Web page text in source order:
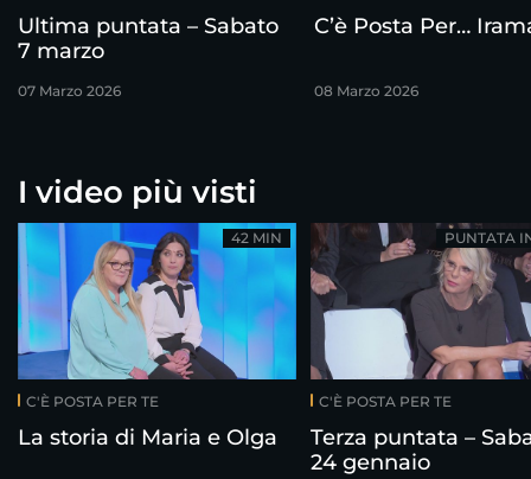
Ultima puntata – Sabato
7 marzo
07 Marzo 2026
C’è Posta Per…
08 Marzo 2026
I video più visti
C'È POSTA PER TE
La storia di Maria e Olga
42 MIN
C'È POSTA PER TE
Terza puntata –
24 gennaio
PUNTATA